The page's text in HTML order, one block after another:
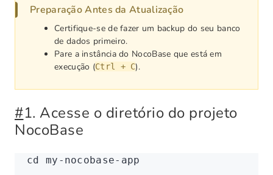
Preparação Antes da Atualização
Certifique-se de fazer um backup do seu banco
de dados primeiro.
Pare a instância do NocoBase que está em
execução (Ctrl + C).
#1. Acesse o diretório do projeto
NocoBase
cd my-nocobase-app